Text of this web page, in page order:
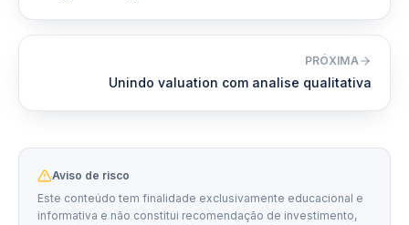
PRÓXIMA
Unindo valuation com analise qualitativa
Aviso de risco
Este conteúdo tem finalidade exclusivamente educacional e
informativa e não constitui recomendação de investimento,